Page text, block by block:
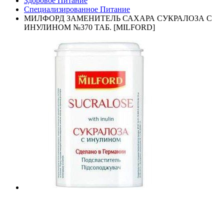
Специализированное Питание
МИЛФОРД ЗАМЕНИТЕЛЬ САХАРА СУКРАЛОЗА С
ИНУЛИНОМ №370 ТАБ. [MILFORD]